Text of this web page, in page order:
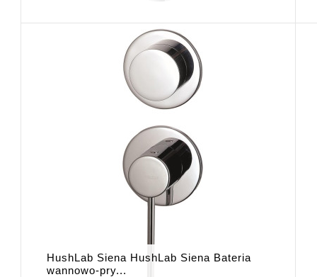
HushLab Siena HushLab Siena Bateria
wannowo-pry...